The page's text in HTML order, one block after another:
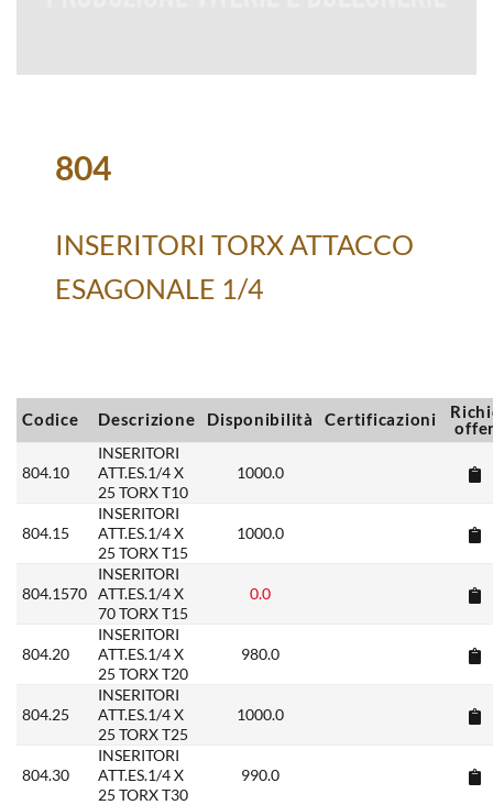
804
INSERITORI TORX ATTACCO
ESAGONALE 1/4
Codice Descrizione Disponibilità Certificazioni
804.10
INSERITORI
ATT.ES.1/4 X
25 TORX T10
1000.0
804.15
INSERITORI
ATT.ES.1/4 X
25 TORX T15
1000.0
804.1570
INSERITORI
ATT.ES.1/4 X
70 TORX T15
0.0
804.20
INSERITORI
ATT.ES.1/4 X
25 TORX T20
980.0
804.25
INSERITORI
ATT.ES.1/4 X
25 TORX T25
1000.0
804.30
INSERITORI
ATT.ES.1/4 X
25 TORX T30
990.0